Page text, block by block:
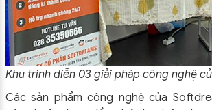
Khu trình diễn 03 giải pháp công nghệ
Các sản phẩm công nghệ của